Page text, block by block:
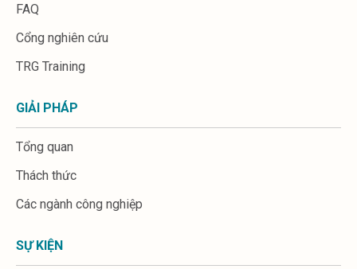
FAQ
Cổng nghiên cứu
TRG Training
GIẢI PHÁP
Tổng quan
Thách thức
Các ngành công nghiệp
SỰ KIỆN